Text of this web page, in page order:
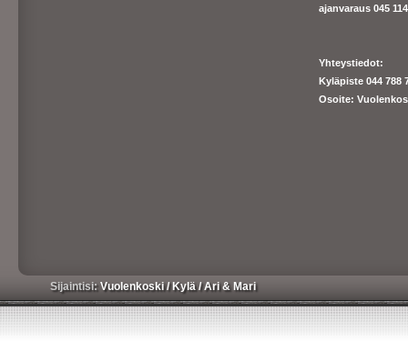
ajanvaraus 045
Yhteystiedot:
Kyläpiste 044 788
Osoite:
Sijaintisi:Vuolenkoski/ Kylä/Ari & Mari